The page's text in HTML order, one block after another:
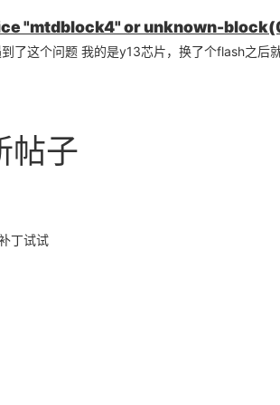
"mtdblock4" or unknown-
了这个问题 我的是y13芯片，换了个flash之后
帖子
丁试试